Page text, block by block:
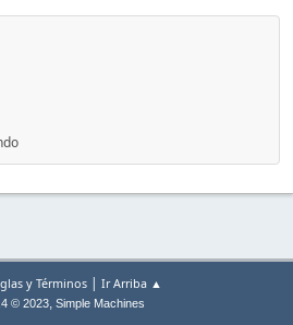
y Términos | Ir Arriba ▲
© 2023, Simple Machines